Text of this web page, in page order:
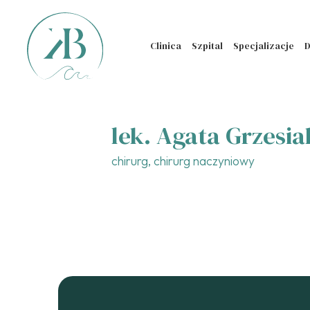
Clinica Szpital Specjalizacje
lek. Agata
chirurg, chirurg naczyniowy